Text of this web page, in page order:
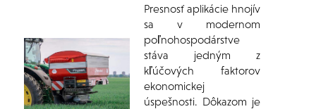
Presnosť aplikácie hnojív
sa v modernom
poľnohospodárstve
stáva jedným z
kľúčových faktorov
ekonomickej
úspešnosti. Dôkazom je